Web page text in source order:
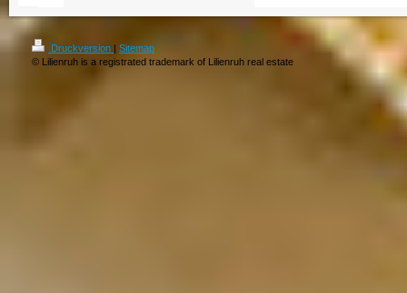
Druckversion | Sitemap
© Lilienruh is a registrated trademark of Lilienruh real estate